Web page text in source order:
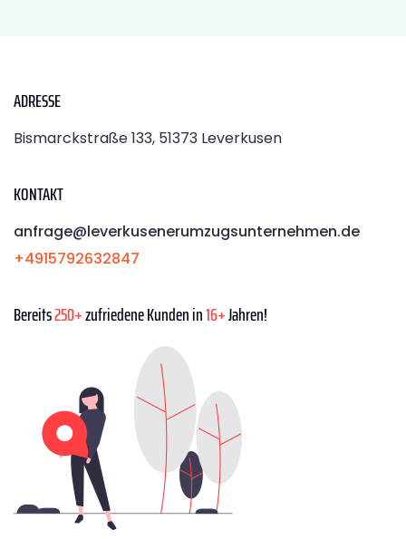
ADRESSE
Bismarckstraße 133, 51373 Leverkusen
KONTAKT
anfrage@leverkusenerumzugsunternehmen.de
+4915792632847
Bereits250+zufriedene Kunden in16+Jahren!